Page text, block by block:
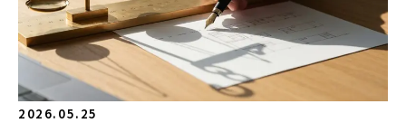
2026.05.25